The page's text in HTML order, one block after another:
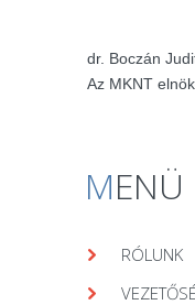
dr. Boczán
Az MKNT
MENÜ
RÓLUNK